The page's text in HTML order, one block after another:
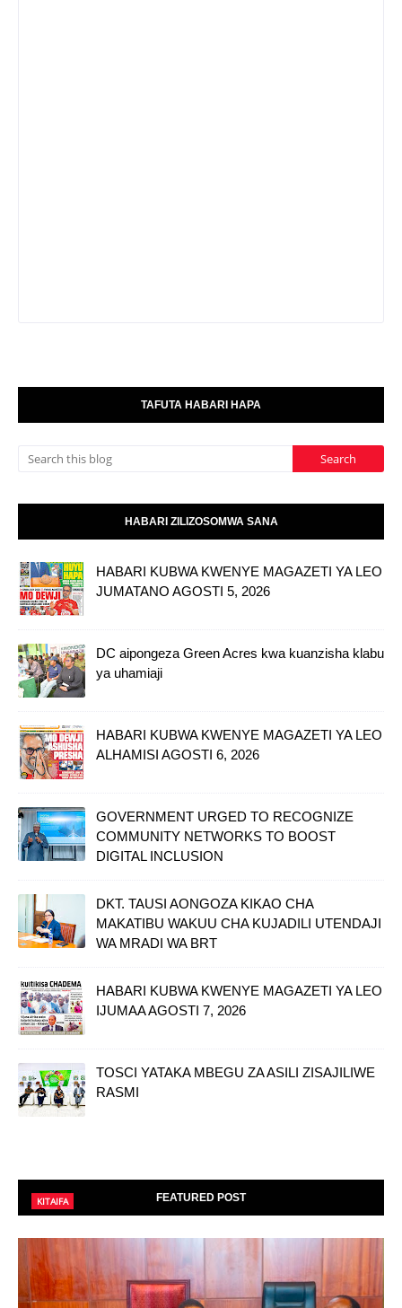
TAFUTA HABARI HAPA
HABARI ZILIZOSOMWA SANA
HABARI KUBWA KWENYE MAGAZETI YA LEO
JUMATANO AGOSTI 5, 2026
DC aipongeza Green Acres kwa kuanzisha klabu
ya uhamiaji
HABARI KUBWA KWENYE MAGAZETI YA LEO
ALHAMISI AGOSTI 6, 2026
GOVERNMENT URGED TO RECOGNIZE
COMMUNITY NETWORKS TO BOOST
DIGITAL INCLUSION
DKT. TAUSI AONGOZA KIKAO CHA
MAKATIBU WAKUU CHA KUJADILI UTENDAJI
WA MRADI WA BRT
HABARI KUBWA KWENYE MAGAZETI YA LEO
IJUMAA AGOSTI 7, 2026
TOSCI YATAKA MBEGU ZA ASILI ZISAJILIWE
RASMI
FEATURED POST
KITAIFA